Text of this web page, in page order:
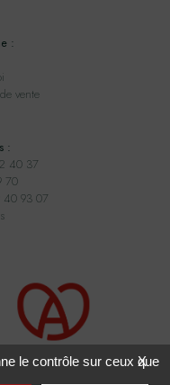
:
vente
:
40 37
70
40 93 07
X
le contrôle sur ceux que